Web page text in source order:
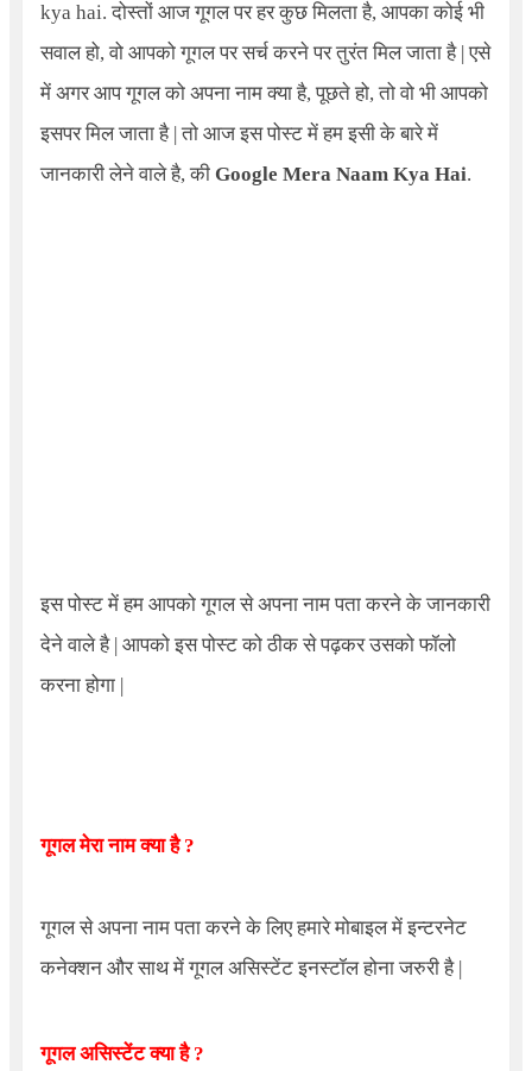
kya hai. दोस्तों आज गूगल पर हर कुछ मिलता है, आपका कोई भी
सवाल हो, वो आपको गूगल पर सर्च करने पर तुरंत मिल जाता है | एसे
में अगर आप गूगल को अपना नाम क्या है, पूछते हो, तो वो भी आपको
इसपर मिल जाता है | तो आज इस पोस्ट में हम इसी के बारे में
जानकारी लेने वाले है, की Google Mera Naam Kya Hai.
इस पोस्ट में हम आपको गूगल से अपना नाम पता करने के जानकारी
देने वाले है | आपको इस पोस्ट को ठीक से पढ़कर उसको फॉलो
करना होगा |
गूगल मेरा नाम क्या है ?
गूगल से अपना नाम पता करने के लिए हमारे मोबाइल में इन्टरनेट
कनेक्शन और साथ में गूगल असिस्टेंट इनस्टॉल होना जरुरी है |
गूगल असिस्टेंट क्या है ?